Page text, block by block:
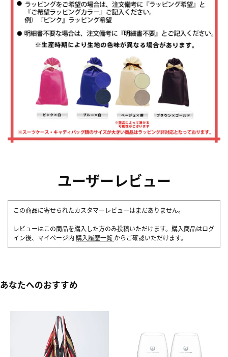
ユーザーレビュー
この商品に寄せられたカスタマーレビューはまだありません。
レビューはこの商品を購入した方のみ投稿いただけます。購入商品はログ
イン後、マイページ内 購入履歴一覧 からご確認いただけます。
あなたへのおすすめ